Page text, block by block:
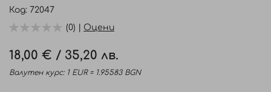
със
Код 72047
(0) | Оцени
18,00 € / 35,20 лв.
Валутен курс: 1 EUR = 1.95583 BGN